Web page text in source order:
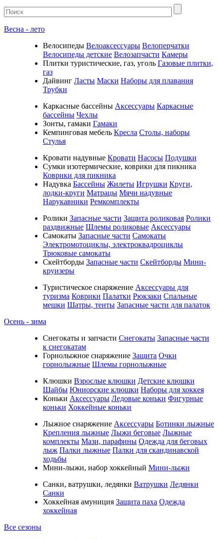
Весна - лето
Велосипеды Велоаксессуары Велоперчатки
Велосипеды детские Велозапчасти Камеры
Плитки туристические, газ, уголь Газовые плитки,
газ
Дайвинг Ласты Маски Наборы для плавания
Трубки
Каркасные бассейны Аксессуары Каркасные
бассейны Чехлы
Зонты, гамаки Гамаки
Кемпинговая мебель Кресла Столы, наборы
Стулья
Кровати надувные Кровати Насосы Подушки
Cумки изотермические, коврики для пикника
Коврики для пикника
Надувка Бассейны Жилеты Игрушки Круги,
лодки-круги Матрацы Мячи надувные
Нарукавники Ремкомплекты
Ролики Запасные части Защита роликовая Ролики
раздвижные Шлемы роликовые Аксессуары
Самокаты Запасные части Самокаты
Электромотоциклы, электроквадроциклы
Трюковые самокаты
Скейтборды Запасные части Скейтборды Мини-
круизеры
Туристическое снаряжение Аксессуары для
туризма Коврики Палатки Рюкзаки Спальные
мешки Шатры, тенты Запасные части для палаток
Осень - зима
Cнегокаты и запчасти Снегокаты Запасные части
к снегокатам
Горнолыжное снаряжение Защита Очки
горнолыжные Шлемы горнолыжные
Клюшки Взрослые клюшки Детские клюшки
Шайбы Юниорские клюшки Наборы для хоккея
Коньки Аксессуары Ледовые коньки Фигурные
коньки Хоккейные коньки
Лыжное снаряжение Аксессуары Ботинки лыжные
Крепления лыжные Лыжи беговые Лыжные
комплекты Мази, парафины Одежда для беговых
лыж Палки лыжные Палки для скандинавской
ходьбы
Мини-лыжи, набор хоккейный Мини-лыжи
Санки, ватрушки, ледянки Ватрушки Ледянки
Санки
Хоккейная амуниция Защита паха Одежда
хоккейная
Все сезоны